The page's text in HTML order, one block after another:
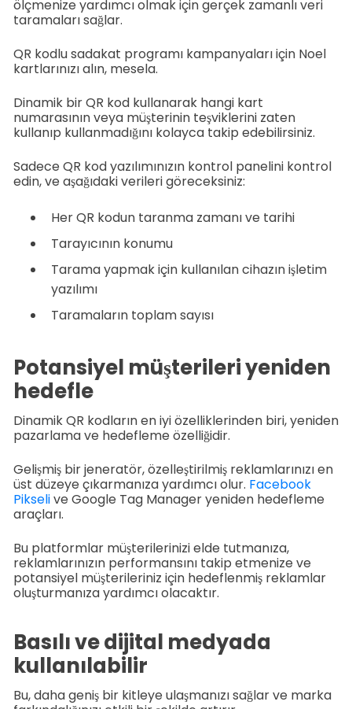
ölçmenize yardımcı olmak için gerçek zamanlı veri
taramaları sağlar.
QR kodlu sadakat programı kampanyaları için Noel
kartlarınızı alın, mesela.
Dinamik bir QR kod kullanarak hangi kart
numarasının veya müşterinin teşviklerini zaten
kullanıp kullanmadığını kolayca takip edebilirsiniz.
Sadece QR kod yazılımınızın kontrol panelini kontrol
edin, ve aşağıdaki verileri göreceksiniz:
Her QR kodun taranma zamanı ve tarihi
Tarayıcının konumu
Tarama yapmak için kullanılan cihazın işletim
yazılımı
Taramaların toplam sayısı
Potansiyel müşterileri yeniden
hedefle
Dinamik QR kodların en iyi özelliklerinden biri, yeniden
pazarlama ve hedefleme özelliğidir.
Gelişmiş bir jeneratör, özelleştirilmiş reklamlarınızı en
üst düzeye çıkarmanıza yardımcı olur. Facebook
Pikselive Google Tag Manager yeniden hedefleme
araçları.
Bu platformlar müşterilerinizi elde tutmanıza,
reklamlarınızın performansını takip etmenize ve
potansiyel müşterileriniz için hedeflenmiş reklamlar
oluşturmanıza yardımcı olacaktır.
Basılı ve dijital medyada
kullanılabilir
Bu, daha geniş bir kitleye ulaşmanızı sağlar ve marka